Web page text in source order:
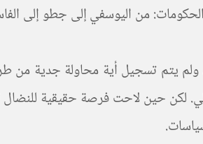
من اليوسفي إلى جطو إلى
ولم يتم تسجيل أية محاولة جدية من
لكن حين لاحت فرصة حقيقية للنضال